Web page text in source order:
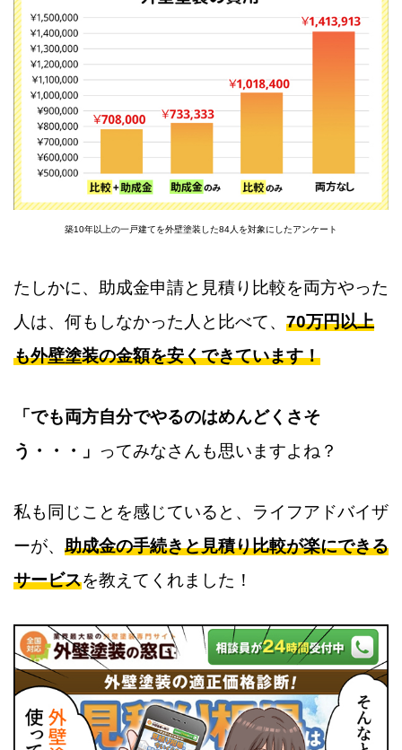
築10年以上の一戸建てを外壁塗装した84人を対象にしたアンケート
たしかに、助成金申請と見積り比較を両方やった
人は、何もしなかった人と比べて、 70万円以上
も外壁塗装の金額を安くできています！
「でも両方自分でやるのはめんどくさそ
う・・・」
ってみなさんも思いますよね？
私も同じことを感じていると、ライフアドバイザ
ーが、 助成金の手続きと見積り比較が楽にできる
サービスを教えてくれました！